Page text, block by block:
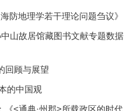
防地理学若干理论问题刍议》
山故居馆藏图书文献专题数据
回顾与展望
的中国观
<通典·州郡>所载政区的时代